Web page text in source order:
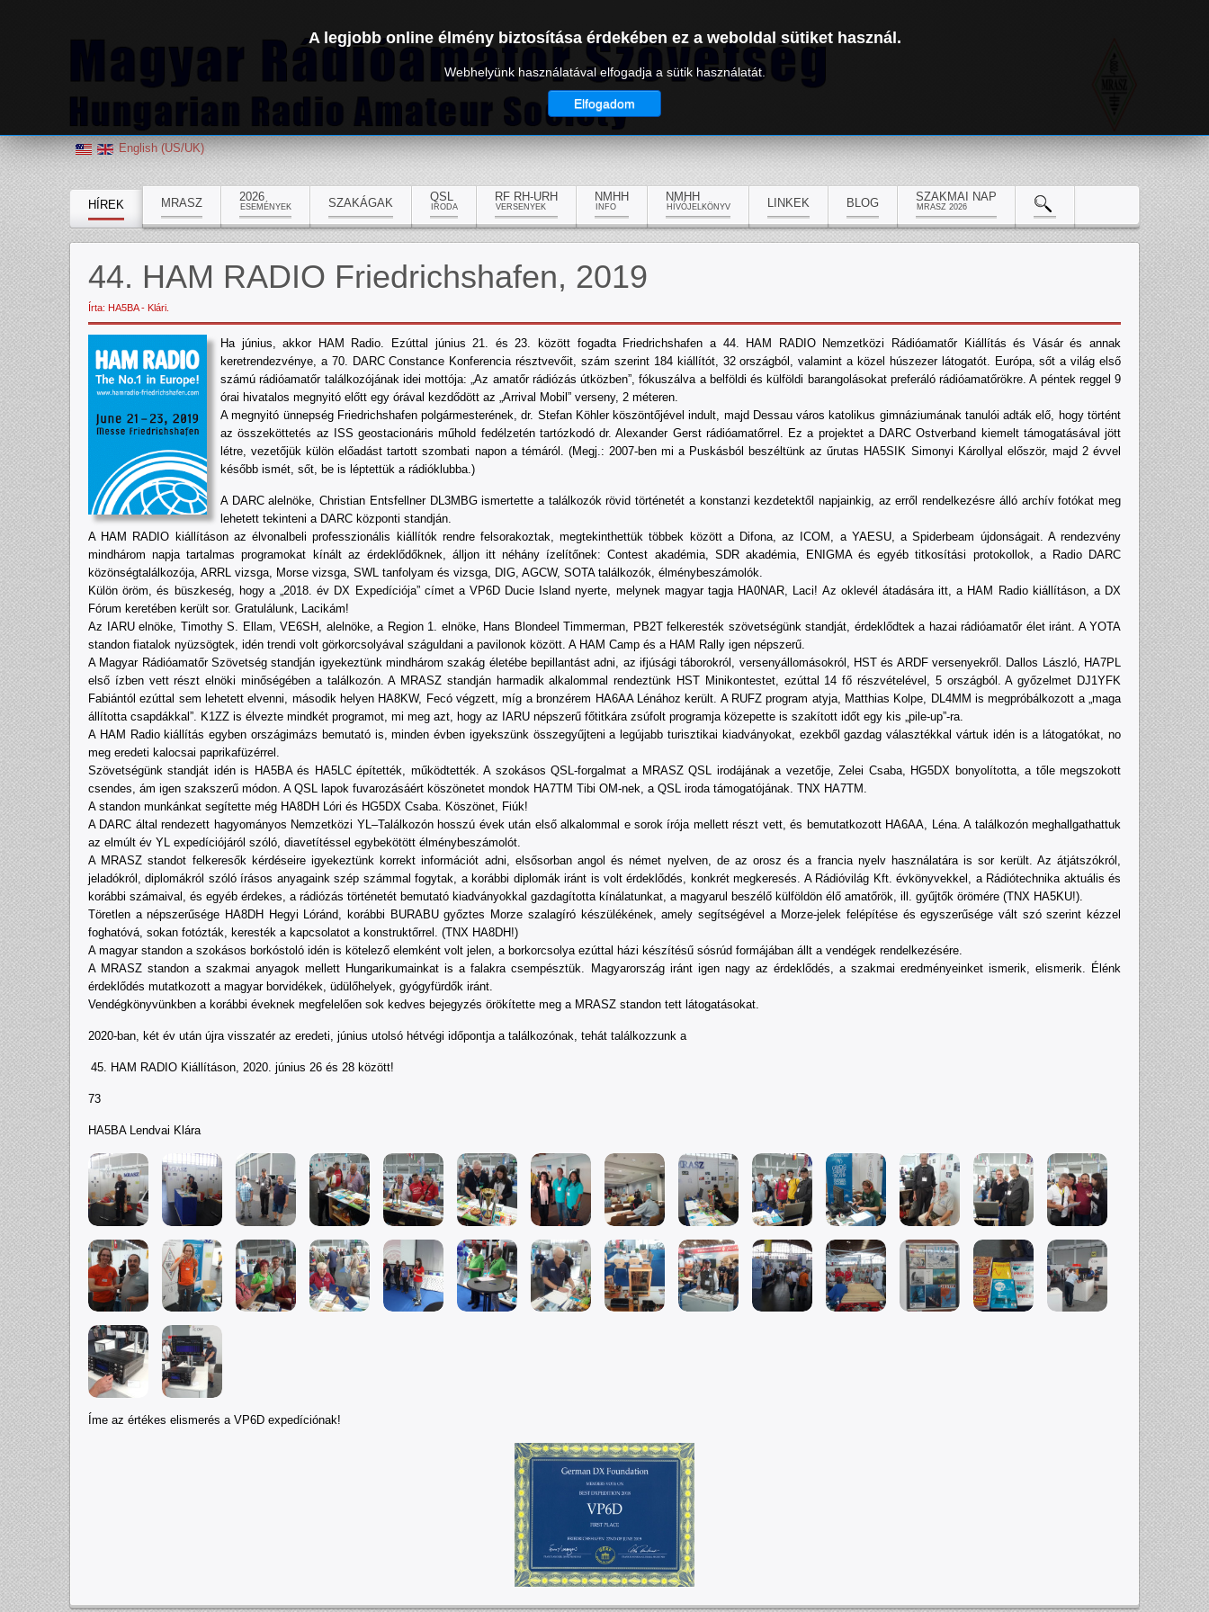
English (US/UK)
HÍREK MRASZ 2026
ESEMÉNYEK SZAKÁGAK QSL
IRODA
RF RH-URH
VERSENYEK
NMHH
INFO
NMHH
HÍVÓJELKÖNYV LINKEK BLOG SZAKMAI NAP
MRASZ 2026
44. HAM RADIO Friedrichshafen, 2019
Írta: HA5BA - Klári.
Ha június, akkor HAM Radio. Ezúttal június 21. és 23. között fogadta Friedrichshafen a 44. HAM RADIO Nemzetközi Rádióamatőr Kiállítás és Vásár és annak
keretrendezvénye, a 70. DARC Constance Konferencia résztvevőit, szám szerint 184 kiállítót, 32 országból, valamint a közel húszezer látogatót. Európa, sőt a világ első
számú rádióamatőr találkozójának idei mottója: „Az amatőr rádiózás útközben”, fókuszálva a belföldi és külföldi barangolásokat preferáló rádióamatőrökre. A péntek reggel 9
órai hivatalos megnyitó előtt egy órával kezdődött az „Arrival Mobil” verseny, 2 méteren.
A megnyitó ünnepség Friedrichshafen polgármesterének, dr. Stefan Köhler köszöntőjével indult, majd Dessau város katolikus gimnáziumának tanulói adták elő, hogy történt
az összeköttetés az ISS geostacionáris műhold fedélzetén tartózkodó dr. Alexander Gerst rádióamatőrrel. Ez a projektet a DARC Ostverband kiemelt támogatásával jött
létre, vezetőjük külön előadást tartott szombati napon a témáról. (Megj.: 2007-ben mi a Puskásból beszéltünk az űrutas HA5SIK Simonyi Károllyal először, majd 2 évvel
később ismét, sőt, be is léptettük a rádióklubba.)
A DARC alelnöke, Christian Entsfellner DL3MBG ismertette a találkozók rövid történetét a konstanzi kezdetektől napjainkig, az erről rendelkezésre álló archív fotókat meg
lehetett tekinteni a DARC központi standján.
A HAM RADIO kiállításon az élvonalbeli professzionális kiállítók rendre felsorakoztak, megtekinthettük többek között a Difona, az ICOM, a YAESU, a Spiderbeam újdonságait. A rendezvény
mindhárom napja tartalmas programokat kínált az érdeklődőknek, álljon itt néhány ízelítőnek: Contest akadémia, SDR akadémia, ENIGMA és egyéb titkosítási protokollok, a Radio DARC
közönségtalálkozója, ARRL vizsga, Morse vizsga, SWL tanfolyam és vizsga, DIG, AGCW, SOTA találkozók, élménybeszámolók.
Külön öröm, és büszkeség, hogy a „2018. év DX Expedíciója” címet a VP6D Ducie Island nyerte, melynek magyar tagja HA0NAR, Laci! Az oklevél átadására itt, a HAM Radio kiállításon, a DX
Fórum keretében került sor. Gratulálunk, Lacikám!
Az IARU elnöke, Timothy S. Ellam, VE6SH, alelnöke, a Region 1. elnöke, Hans Blondeel Timmerman, PB2T felkeresték szövetségünk standját, érdeklődtek a hazai rádióamatőr élet iránt. A YOTA
standon fiatalok nyüzsögtek, idén trendi volt görkorcsolyával száguldani a pavilonok között. A HAM Camp és a HAM Rally igen népszerű.
A Magyar Rádióamatőr Szövetség standján igyekeztünk mindhárom szakág életébe bepillantást adni, az ifjúsági táborokról, versenyállomásokról, HST és ARDF versenyekről. Dallos László, HA7PL
első ízben vett részt elnöki minőségében a találkozón. A MRASZ standján harmadik alkalommal rendeztünk HST Minikontestet, ezúttal 14 fő részvételével, 5 országból. A győzelmet DJ1YFK
Fabiántól ezúttal sem lehetett elvenni, második helyen HA8KW, Fecó végzett, míg a bronzérem HA6AA Lénához került. A RUFZ program atyja, Matthias Kolpe, DL4MM is megpróbálkozott a „maga
állította csapdákkal”. K1ZZ is élvezte mindkét programot, mi meg azt, hogy az IARU népszerű főtitkára zsúfolt programja közepette is szakított időt egy kis „pile-up”-ra.
A HAM Radio kiállítás egyben országimázs bemutató is, minden évben igyekszünk összegyűjteni a legújabb turisztikai kiadványokat, ezekből gazdag választékkal vártuk idén is a látogatókat, no
meg eredeti kalocsai paprikafüzérrel.
Szövetségünk standját idén is HA5BA és HA5LC építették, működtették. A szokásos QSL-forgalmat a MRASZ QSL irodájának a vezetője, Zelei Csaba, HG5DX bonyolította, a tőle megszokott
csendes, ám igen szakszerű módon. A QSL lapok fuvarozásáért köszönetet mondok HA7TM Tibi OM-nek, a QSL iroda támogatójának. TNX HA7TM.
A standon munkánkat segítette még HA8DH Lóri és HG5DX Csaba. Köszönet, Fiúk!
A DARC által rendezett hagyományos Nemzetközi YL–Találkozón hosszú évek után első alkalommal e sorok írója mellett részt vett, és bemutatkozott HA6AA, Léna. A találkozón meghallgathattuk
az elmúlt év YL expedíciójáról szóló, diavetítéssel egybekötött élménybeszámolót.
A MRASZ standot felkeresők kérdéseire igyekeztünk korrekt információt adni, elsősorban angol és német nyelven, de az orosz és a francia nyelv használatára is sor került. Az átjátszókról,
jeladókról, diplomákról szóló írásos anyagaink szép számmal fogytak, a korábbi diplomák iránt is volt érdeklődés, konkrét megkeresés. A Rádióvilág Kft. évkönyvekkel, a Rádiótechnika aktuális és
korábbi számaival, és egyéb érdekes, a rádiózás történetét bemutató kiadványokkal gazdagította kínálatunkat, a magyarul beszélő külföldön élő amatőrök, ill. gyűjtők örömére (TNX HA5KU!).
Töretlen a népszerűsége HA8DH Hegyi Lóránd, korábbi BURABU győztes Morze szalagíró készülékének, amely segítségével a Morze-jelek felépítése és egyszerűsége vált szó szerint kézzel
foghatóvá, sokan fotózták, keresték a kapcsolatot a konstruktőrrel. (TNX HA8DH!)
A magyar standon a szokásos borkóstoló idén is kötelező elemként volt jelen, a borkorcsolya ezúttal házi készítésű sósrúd formájában állt a vendégek rendelkezésére.
A MRASZ standon a szakmai anyagok mellett Hungarikumainkat is a falakra csempésztük. Magyarország iránt igen nagy az érdeklődés, a szakmai eredményeinket ismerik, elismerik. Élénk
érdeklődés mutatkozott a magyar borvidékek, üdülőhelyek, gyógyfürdők iránt.
Vendégkönyvünkben a korábbi éveknek megfelelően sok kedves bejegyzés örökítette meg a MRASZ standon tett látogatásokat.
2020-ban, két év után újra visszatér az eredeti, június utolsó hétvégi időpontja a találkozónak, tehát találkozzunk a
HAM RADIO Kiállításon, 2020. június 26 és 28 között!
73
HA5BA Lendvai Klára
Íme az értékes elismerés a VP6D expedíciónak!
A legjobb online élmény biztosítása érdekében ez a weboldal sütiket használ.
Webhelyünk használatával elfogadja a sütik használatát.
Elfogadom